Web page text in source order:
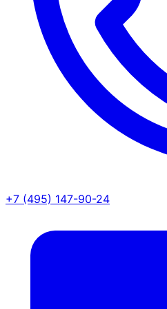
+7 (495) 147-90-24